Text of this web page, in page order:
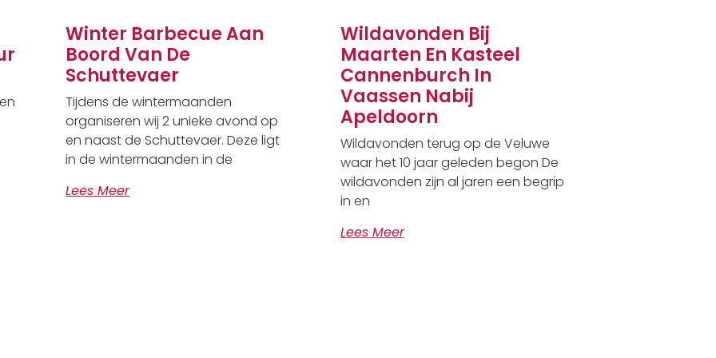
Winter Barbecue Aan
Boord Van De
Schuttevaer
Tijdens de wintermaanden
organiseren wij 2 unieke avond op
en naast de Schuttevaer. Deze ligt
in de wintermaanden in de
Lees Meer
Wildavonden Bij
Maarten En Kasteel
Cannenburch In
Vaassen Nabij
Apeldoorn
Wildavonden terug op de Veluwe
waar het 10 jaar geleden begon De
wildavonden zijn al jaren een begrip
in en
Lees Meer